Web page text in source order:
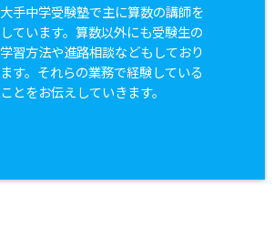
大手中学受験塾で主に算数の講師を
しています。算数以外にも受験生の
学習方法や進路相談などもしており
ます。それらの業務で経験している
ことをお伝えしていきます。